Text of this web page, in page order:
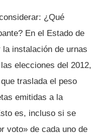
¿Qué
En el Estado de
instalación de urnas
elecciones del 2012,
traslada el peso
emitidas a la
es, incluso si se
voto» de cada uno de